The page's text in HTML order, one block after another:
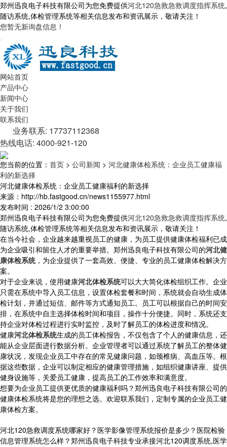
郑州迅良电子科技有限公司为您免费提供河北120急救急救调度指挥系统,
随访系统,体检管理系统等相关信息发布和资讯展示，敬请关注！
您暂无新询盘信息！
网站首页
产品中心
新闻中心
关于我们
联系我们
业务联系: 17737112368
热线电话: 4000-921-120
您当前的位置： 首页 > 公司新闻 > 河北健康体检系统：企业员工健康福
利的新选择
河北健康体检系统：企业员工健康福利的新选择
来源：http://hb.fastgood.cn/news1155977.html
发布时间 : 2026/1/2 3:00:00
郑州迅良电子科技有限公司为您免费提供河北120急救急救调度指挥系统,
随访系统,体检管理系统等相关信息发布和资讯展示，敬请关注！
在当今社会，企业越来越重视员工的健康，为员工提供健康体检福利已成
为企业吸引和留住人才的重要举措。郑州迅良电子科技有限公司的河北健
康体检系统，为企业提供了一套高效、便捷、专业的员工健康体检解决方
案。
对于企业来说，使用健康河北体检系统可以大大简化体检组织工作。企业
只需在系统中导入员工信息，设置体检套餐和时间，系统就会自动生成体
检计划，并通过短信、邮件等方式通知员工。员工可以根据自己的时间安
排，在系统中自主选择体检时间和项目，操作十分便捷。同时，系统还支
持企业对体检过程进行实时监控，及时了解员工的体检进度和情况。
健康河北体检系统生成的员工体检报告，不仅包含了个人的健康信息，还
能从企业层面进行数据分析。企业管理者可以通过系统了解员工的整体健
康状况，发现企业员工中存在的常见健康问题，如颈椎病、高血压等。根
据这些数据，企业可以制定相应的健康管理措施，如组织健康讲座、提供
健身设施等，关爱员工健康，提高员工的工作效率和满意度。
想要为企业员工提供更优质的健康福利吗？郑州迅良电子科技有限公司的
健康体检系统将是您的理想之选。欢迎联系我们，定制专属的企业员工健
康体检方案。
河北120急救调度系统哪家好？医学影像管理系统报价是多少？医院检验
信息管理系统怎么样？郑州迅良电子科技专业承接河北120调度系统,医学